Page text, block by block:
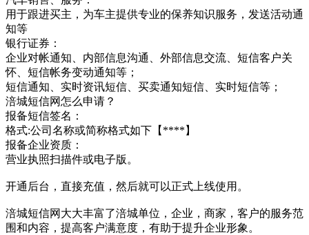
用于跟进买主，为车主提供专业的保养知识服务，发送活动通
知等
银行证券：
企业对帐通知、内部信息沟通、外部信息交流、短信客户关
怀、短信帐务变动通知等；
短信通知、实时资讯短信、买卖通知短信、实时短信等；
涪城短信网怎么申请？
报备短信签名：
格式:公司名称或简称格式如下【****】
报备企业资质：
营业执照扫描件或电子版。
开通后台，直接充值，然后就可以正式上线使用。
涪城短信网大大丰富了涪城单位，企业，商家，客户的服务范
围和内容，提高客户满意度，有助于提升企业形象。